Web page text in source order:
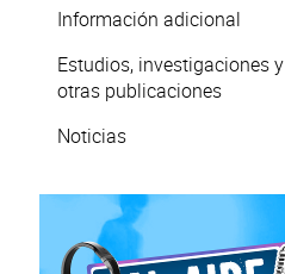
Información adicional
Estudios, investigaciones y
otras publicaciones
Noticias